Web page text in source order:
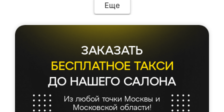
Еще
ЗАКАЗАТЬ
БЕСПЛАТНОЕ ТАКСИ
ДО НАШЕГО САЛОНА
Из любой точки Москвы и
Московской области!